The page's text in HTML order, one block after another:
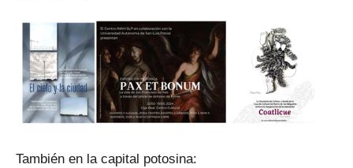
También en la capital potosina: